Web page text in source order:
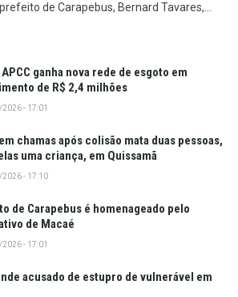
de Carapebus, Bernard Tavares,...
ganha nova rede de esgoto em
de R$ 2,4 milhões
- 17:01
chamas após colisão mata duas pessoas,
uma criança, em Quissamã
- 17:10
de Carapebus é homenageado pelo
de Macaé
- 17:01
acusado de estupro de vulnerável em